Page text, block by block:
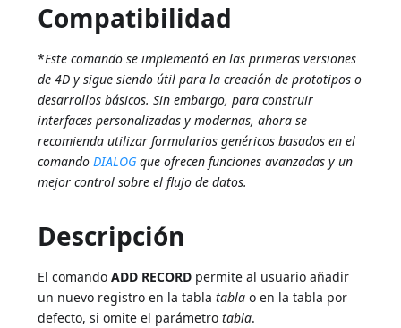
Compatibilidad
*Este comando se implementó en las primeras versiones
de 4D y sigue siendo útil para la creación de prototipos o
desarrollos básicos. Sin embargo, para construir
interfaces personalizadas y modernas, ahora se
recomienda utilizar formularios genéricos basados en el
comandoDIALOG que ofrecen funciones avanzadas y un
mejor control sobre el flujo de datos.
Descripción
El comandoADD RECORD permite al usuario añadir
un nuevo registro en la tablatabla o en la tabla por
defecto, si omite el parámetrotabla.